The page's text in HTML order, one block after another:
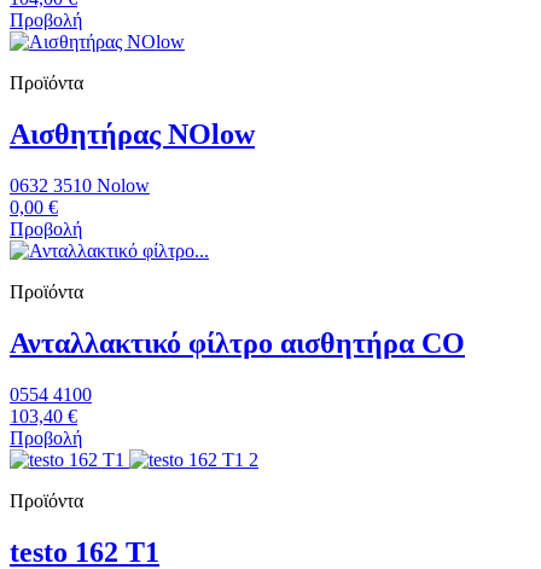
Προβολή
Προϊόντα
Αισθητήρας NOlow
0632 3510 Nolow
0,00 €
Προβολή
Προϊόντα
Ανταλλακτικό φίλτρο αισθητήρα CO
0554 4100
103,40 €
Προβολή
Προϊόντα
testo 162 T1